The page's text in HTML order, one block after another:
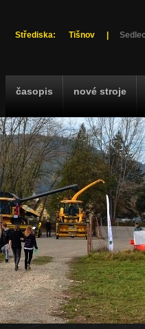
Střediska: Tišnov
časopis nové stroje